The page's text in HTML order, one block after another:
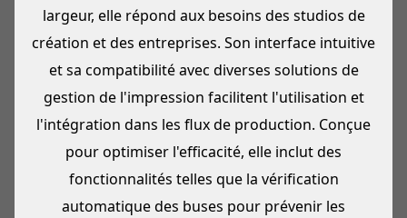
largeur, elle répond aux besoins des studios de
création et des entreprises. Son interface intuitive
et sa compatibilité avec diverses solutions de
gestion de l'impression facilitent l'utilisation et
l'intégration dans les flux de production. Conçue
pour optimiser l'efficacité, elle inclut des
fonctionnalités telles que la vérification
automatique des buses pour prévenir les